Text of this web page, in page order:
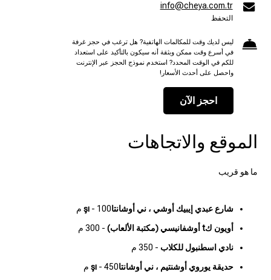
info@cheya.com.tr
التحفظ
ليس لديك وقت للمكالمات الهاتفية? هل ترغب في حجز غرفة
في أسرع وقت ممكن وبثقة أنه سيكون بالتأكيد على استعداد
للكم في الوقت المحدد? استخدم نموذج الحجز عبر الإنترنت
واحصل على أحدث الأسعار!
احجز الآن
الموقع والاتجاهات
ما هو قريب
شارع عبدي إيبيك أوشي ، ني أوشانتاşı- 100 م
أويون كt أوشفانيسي (مكتبة الألعاب)
- 300 م
نادي اسطنبول للكلاب - 350 م
حديقة يوروي أوشنتيم ، ني أوشانتاşı- 450 م